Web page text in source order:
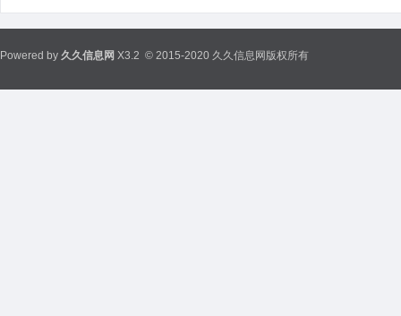
Powered by 久久信息网 X3.2 © 2015-2020 久久信息网版权所有